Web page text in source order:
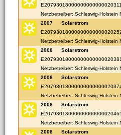
Netzbetreiber: Schleswig-Holstein
2007
Solarstrom
Netzbetreiber: Schleswig-Holstein
2008
Solarstrom
Netzbetreiber: Schleswig-Holstein
2008
Solarstrom
Netzbetreiber: Schleswig-Holstein
2008
Solarstrom
Netzbetreiber: Schleswig-Holstein
2008
Solarstrom